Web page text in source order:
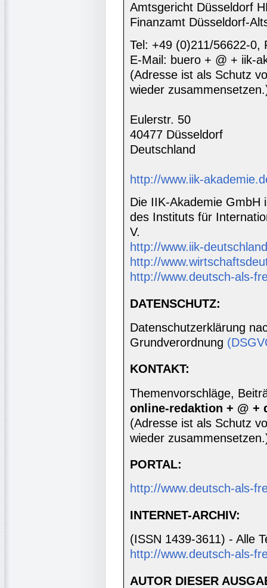
Amtsgericht Düsseldorf
Finanzamt Düsseldorf-
Tel: +49 (0)211/56622-0,
E-Mail: buero + @ + iik-
(Adresse ist als Schutz
wieder
Eulerstr. 50
40477 Düsseldorf
Deutschland
http://www.iik-
Die IIK-Akademie GmbH
des Instituts für
V.
http://www.iik-
http://
http://www.deutsch-als-
DATENSCHUTZ:
Datenschutzerklärung
Grundverordnung
KONTAKT:
Themenvorschläge,
online-redaktion + @ +
(Adresse ist als Schutz
wieder
PORTAL:
http://www.deutsch-als-
INTERNET-ARCHIV:
(ISSN 1439-3611) - Alle
http://www.deutsch-als-
AUTOR DIESER